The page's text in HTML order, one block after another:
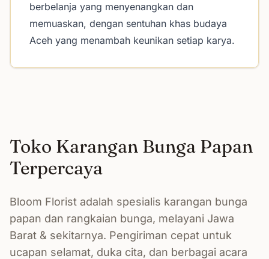
berbelanja yang menyenangkan dan
memuaskan, dengan sentuhan khas budaya
Aceh yang menambah keunikan setiap karya.
Toko Karangan Bunga Papan
Terpercaya
Bloom Florist adalah spesialis karangan bunga
papan dan rangkaian bunga, melayani Jawa
Barat & sekitarnya. Pengiriman cepat untuk
ucapan selamat, duka cita, dan berbagai acara